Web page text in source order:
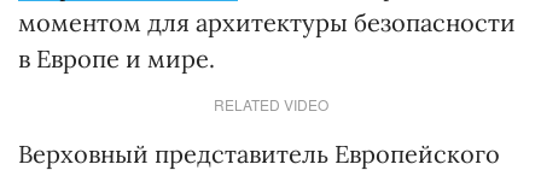
моментом для архитектуры безопасности
в Европе и мире.
RELATED VIDEO
Верховный представитель Европейского